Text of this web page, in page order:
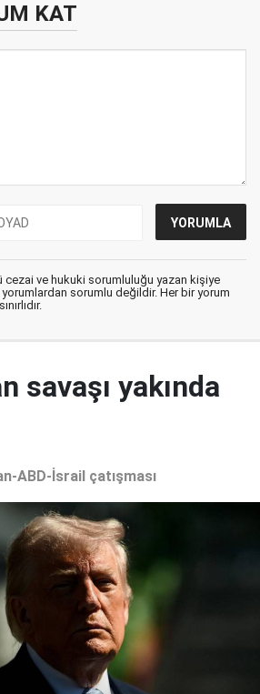
KAT
cezai ve hukuki sorumluluğu yazan kişiye
yorumlardan sorumlu değildir. Her bir yorum
savaşı yakında
ABD-İsrail çatışması